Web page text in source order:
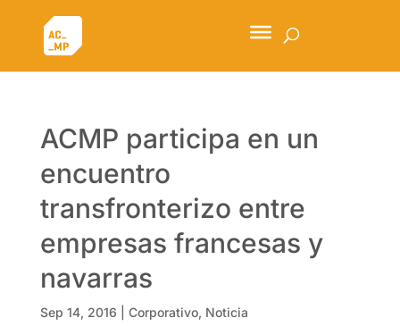
ACMP participa en un
encuentro
transfronterizo entre
empresas francesas y
navarras
Sep 14, 2016 Corporativo, Noticia